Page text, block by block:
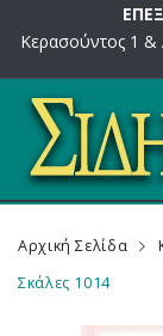
Κερασούντος 1
Αρχική Σελίδα
Σκάλες 1014